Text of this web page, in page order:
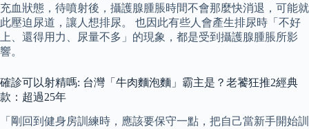
充血狀態，待噴射後，攝護腺腫脹時間不會那麼快消退，可能就
此壓迫尿道，讓人想排尿。 也因此有些人會產生排尿時「不好
上、還得用力、尿量不多」的現象，都是受到攝護腺腫脹所影
響。
確診可以射精嗎: 台灣「牛肉麵泡麵」霸主是？老饕狂推2經典
款：超過25年
「剛回到健身房訓練時，應該要保守一點，把自己當新手開始訓